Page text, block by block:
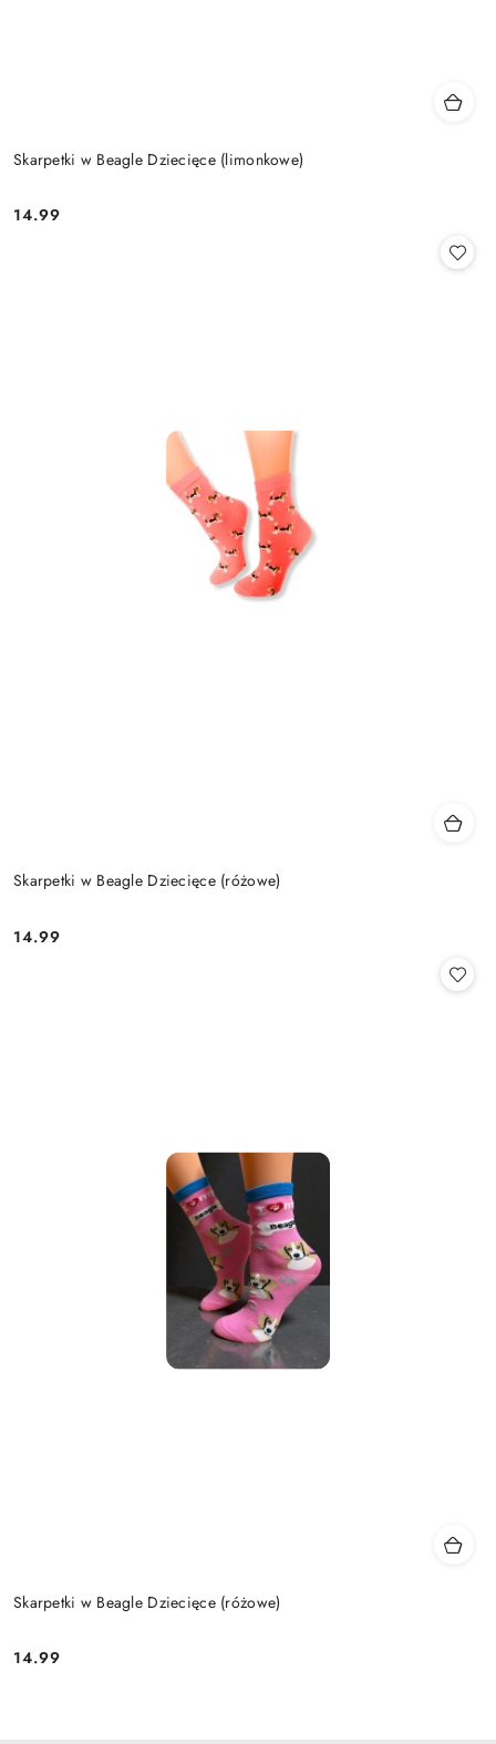
Skarpetki w Beagle Dziecięce (limonkowe)
Cena:
14.99
Skarpetki w Beagle Dziecięce (różowe)
Cena:
14.99
Skarpetki w Beagle Dziecięce (różowe)
Cena:
14.99